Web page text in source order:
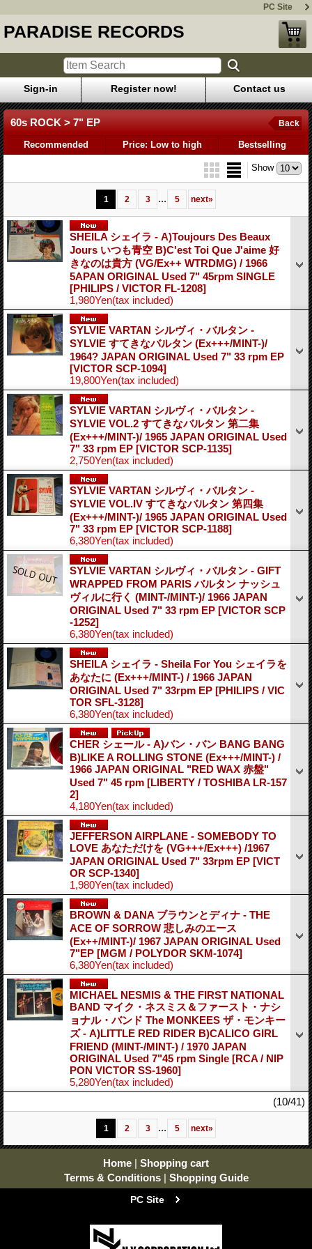
PC Site
PARADISE RECORDS
Sign-in Register now! Contact us
60s ROCK > 7" EP Back
Recommended Price: Low to high Bestselling
Show
1 2 3 ... 5 next»
SHEILA シェイラ - A)Toujours Des Beaux
Jours いつも青空 B)C'est Toi Que J'aime 好
きなのは貴方 (VG/Ex++ WTRDMG) / 1966
5APAN ORIGINAL Used 7" 45rpm SINGLE
[PHILIPS / VICTOR FL-1208]
1,980Yen(tax included)
SYLVIE VARTAN シルヴィ・バルタン -
SYLVIE すてきなバルタン (Ex+++/MINT-)/
1964? JAPAN ORIGINAL Used 7" 33 rpm EP
[VICTOR SCP-1094]
19,800Yen(tax included)
SYLVIE VARTAN シルヴィ・バルタン -
SYLVIE VOL.2 すてきなバルタン 第二集
(Ex+++/MINT-)/ 1965 JAPAN ORIGINAL Used
7" 33 rpm EP [VICTOR SCP-1135]
2,750Yen(tax included)
SYLVIE VARTAN シルヴィ・バルタン -
SYLVIE VOL.IV すてきなバルタン 第四集
(Ex+++/MINT-)/ 1965 JAPAN ORIGINAL Used
7" 33 rpm EP [VICTOR SCP-1188]
6,380Yen(tax included)
SYLVIE VARTAN シルヴィ・バルタン - GIFT
WRAPPED FROM PARIS バルタン ナッシュ
ヴィルに行く (MINT-/MINT-)/ 1966 JAPAN
ORIGINAL Used 7" 33 rpm EP [VICTOR SCP
-1252]
6,380Yen(tax included)
SHEILA シェイラ - Sheila For You シェイラを
あなたに (Ex+++/MINT-) / 1966 JAPAN
ORIGINAL Used 7" 33rpm EP [PHILIPS / VIC
TOR SFL-3128]
6,380Yen(tax included)
CHER シェール - A)バン・バン BANG BANG
B)LIKE A ROLLING STONE (Ex+++/MINT-) /
1966 JAPAN ORIGINAL "RED WAX 赤盤"
Used 7" 45 rpm [LIBERTY / TOSHIBA LR-157
2]
4,180Yen(tax included)
JEFFERSON AIRPLANE - SOMEBODY TO
LOVE あなただけを (VG+++/Ex+++) /1967
JAPAN ORIGINAL Used 7" 33rpm EP [VICT
OR SCP-1340]
1,980Yen(tax included)
BROWN & DANA ブラウンとディナ - THE
ACE OF SORROW 悲しみのエース
(Ex++/MINT-)/ 1967 JAPAN ORIGINAL Used
7"EP [MGM / POLYDOR SKM-1074]
6,380Yen(tax included)
MICHAEL NESMIS & THE FIRST NATIONAL
BAND マイク・ネスミス＆ファースト・ナシ
ョナル・バンド The MONKEES ザ・モンキー
ズ - A)LITTLE RED RIDER B)CALICO GIRL
FRIEND (MINT-/MINT-) / 1970 JAPAN
ORIGINAL Used 7"45 rpm Single [RCA / NIP
PON VICTOR SS-1960]
5,280Yen(tax included)
(10/41)
1 2 3 ... 5 next»
Home | Shopping cart
Terms & Conditions | Shopping Guide
PC Site